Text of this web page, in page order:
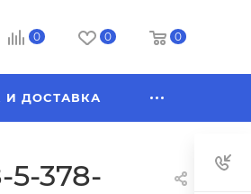
0 0 0
И ДОСТАВКА
378-